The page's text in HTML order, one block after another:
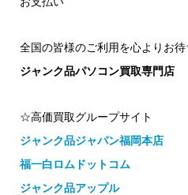
全国の皆様のご利用を心よりお待
ジャンク品パソコン買取専門店
☆高価買取グループサイト
ジャンク品ジャパン福岡本店
福一白ロムドットコム
ジャンク品アップル